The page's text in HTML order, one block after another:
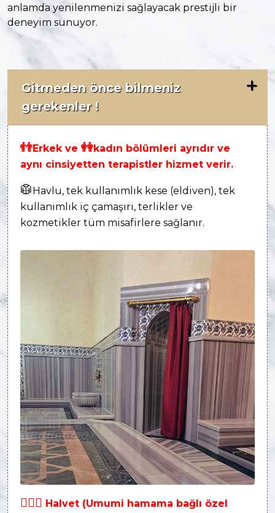
anlamda yenilenmenizi sağlayacak prestijli bir
deneyim sunuyor.
Gitmeden önce bilmeniz
gerekenler !
👬Erkek ve 👭kadın bölümleri ayrıdır ve
aynı cinsiyetten terapistler hizmet verir.
🥼 Havlu, tek kullanımlık kese (eldiven), tek
kullanımlık iç çamaşırı, terlikler ve
kozmetikler tüm misafirlere sağlanır.
👩‍❤‍👨 Halvet (Umumi hamama bağlı özel